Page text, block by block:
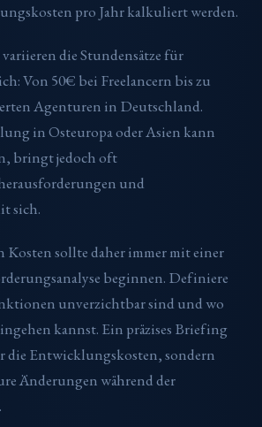
pro Jahr kalkuliert werden.
die Stundensätze für
Von 50€ bei Freelancern bis zu
Agenturen in Deutschland.
in Osteuropa oder Asien kann
bringt jedoch oft
und
sich.
Kosten sollte daher immer mit einer
beginnen. Definiere
unverzichtbar sind und wo
kannst. Ein präzises Briefing
die Entwicklungskosten, sondern
Änderungen während der